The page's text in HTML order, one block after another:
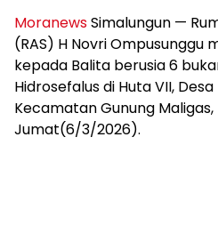
MoranewsSimalungun —
(RAS) H Novri
kepada Balita berusia 6
Hidrosefalus di Huta VII,
Kecamatan Gunung
Jumat(6/3/2026).